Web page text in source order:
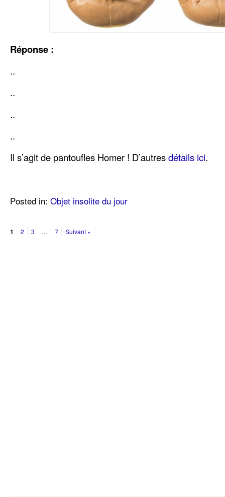
Réponse :
..
..
..
..
Il s’agit de pantoufles Homer ! D’autresdétails ici.
Posted in: Objet insolite du jour
1 2 3 … 7 Suivant »